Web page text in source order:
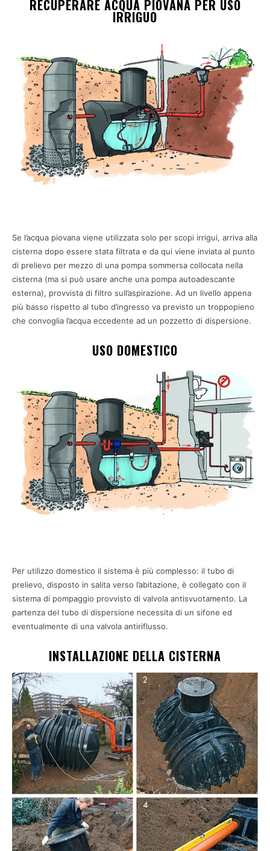
RECUPERARE ACQUA PIOVANA PER USO
IRRIGUO
Se l’acqua piovana viene utilizzata solo per scopi irrigui, arriva alla
cisterna dopo essere stata filtrata e da qui viene inviata al punto
di prelievo per mezzo di una pompa sommersa collocata nella
cisterna (ma si può usare anche una pompa autoadescante
esterna), provvista di filtro sull’aspirazione. Ad un livello appena
più basso rispetto al tubo d’ingresso va previsto un troppopieno
che convoglia l’acqua eccedente ad un pozzetto di dispersione.
USO DOMESTICO
Per utilizzo domestico il sistema è più complesso: il tubo di
prelievo, disposto in salita verso l’abitazione, è collegato con il
sistema di pompaggio provvisto di valvola antisvuotamento. La
partenza del tubo di dispersione necessita di un sifone ed
eventualmente di una valvola antiriflusso.
INSTALLAZIONE DELLA CISTERNA